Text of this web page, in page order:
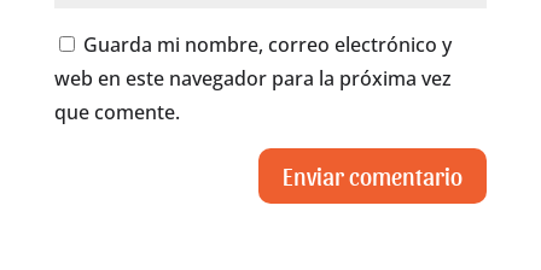
Guarda mi nombre, correo electrónico y
web en este navegador para la próxima vez
que comente.